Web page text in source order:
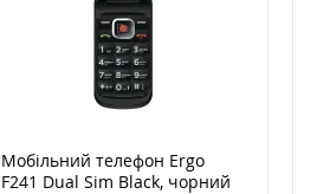
Мобільний телефон Ergo
F241 Dual Sim Black, чорний